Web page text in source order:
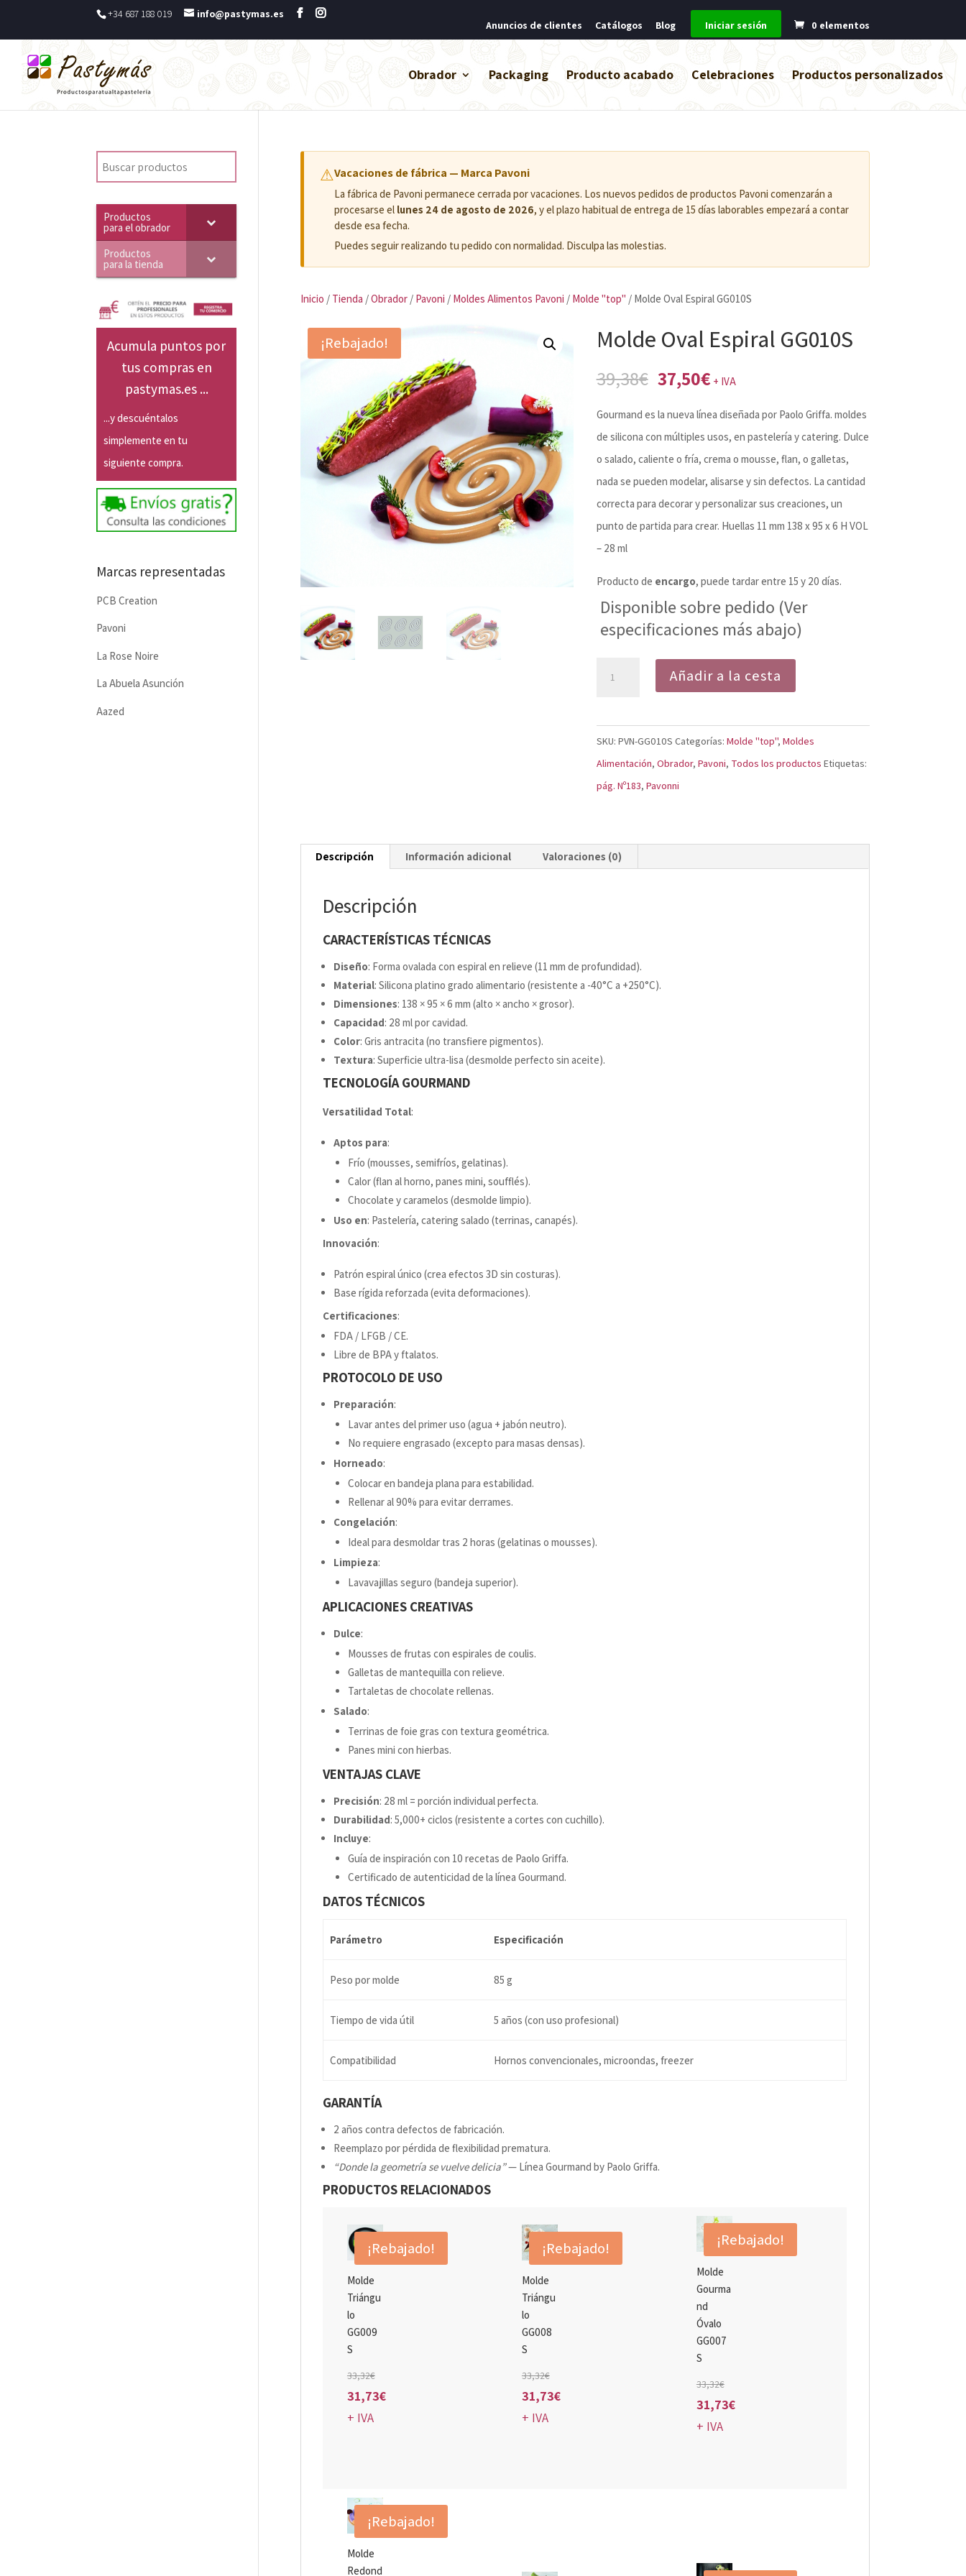
+34 687 188 019
info@pastymas.es
Anuncios de clientes
Catálogos Blog Iniciar sesión 0 elementos
Obrador Packaging Producto acabado Celebraciones Productos personalizados
⚠Vacaciones de fábrica — Marca Pavoni
La fábrica de Pavoni permanece cerrada por vacaciones. Los nuevos pedidos de productos Pavoni comenzarán a
procesarse el lunes 24 de agosto de 2026, y el plazo habitual de entrega de 15 días laborables empezará a contar
desde esa fecha.
Puedes seguir realizando tu pedido con normalidad. Disculpa las molestias.
Inicio / Tienda /Obrador/ Pavoni / Moldes Alimentos Pavoni / Molde "top" / Molde Oval Espiral GG010S
¡Rebajado! Molde Oval Espiral GG010S
39,38€ El
original
era:
39,38€.
37,50€El
actual
es:
37,50€.
+ IVA
Gourmand es la nueva línea diseñada por Paolo Griffa. moldes
de silicona con múltiples usos, en pastelería y catering. Dulce
o salado, caliente o fría, crema o mousse, flan, o galletas,
nada se pueden modelar, alisarse y sin defectos. La cantidad
correcta para decorar y personalizar sus creaciones, un
punto de partida para crear. Huellas 11 mm 138 x 95 x 6 H VOL
– 28 ml
Producto de encargo, puede tardar entre 15 y 20 días.
Disponible sobre pedido (Ver
especificaciones más abajo)
GG010S
cantidad
Añadir a la cesta
SKU: PVN-GG010S Categorías: Molde "top", Moldes
Alimentación, Obrador, Pavoni, Todos los productos Etiquetas:
pág. Nº183, Pavonni
Descripción Información adicional Valoraciones (0)
Descripción
CARACTERÍSTICAS TÉCNICAS
Diseño: Forma ovalada con espiral en relieve (11 mm de profundidad).
Material: Silicona platino grado alimentario (resistente a -40°C a +250°C).
Dimensiones: 138 × 95 × 6 mm (alto × ancho × grosor).
Capacidad: 28 ml por cavidad.
Color: Gris antracita (no transfiere pigmentos).
Textura: Superficie ultra-lisa (desmolde perfecto sin aceite).
TECNOLOGÍA GOURMAND
Versatilidad Total:
Aptos para:
Frío (mousses, semifríos, gelatinas).
Calor (flan al horno, panes mini, soufflés).
Chocolate y caramelos (desmolde limpio).
Uso en: Pastelería, catering salado (terrinas, canapés).
Innovación:
Patrón espiral único (crea efectos 3D sin costuras).
Base rígida reforzada (evita deformaciones).
Certificaciones:
FDA / LFGB / CE.
Libre de BPA y ftalatos.
PROTOCOLO DE USO
Preparación:
Lavar antes del primer uso (agua + jabón neutro).
No requiere engrasado (excepto para masas densas).
Horneado:
Colocar en bandeja plana para estabilidad.
Rellenar al 90% para evitar derrames.
Congelación:
Ideal para desmoldar tras 2 horas (gelatinas o mousses).
Limpieza:
Lavavajillas seguro (bandeja superior).
APLICACIONES CREATIVAS
Dulce:
Mousses de frutas con espirales de coulis.
Galletas de mantequilla con relieve.
Tartaletas de chocolate rellenas.
Salado:
Terrinas de foie gras con textura geométrica.
Panes mini con hierbas.
VENTAJAS CLAVE
Precisión: 28 ml = porción individual perfecta.
Durabilidad: 5,000+ ciclos (resistente a cortes con cuchillo).
Incluye:
Guía de inspiración con 10 recetas de Paolo Griffa.
Certificado de autenticidad de la línea Gourmand.
DATOS TÉCNICOS
Parámetro Especificación
Peso por molde 85 g
Tiempo de vida útil 5 años (con uso profesional)
Compatibilidad Hornos convencionales, microondas, freezer
GARANTÍA
2 años contra defectos de fabricación.
Reemplazo por pérdida de flexibilidad prematura.
“Donde la geometría se vuelve delicia”— Línea Gourmand by Paolo Griffa.
PRODUCTOS RELACIONADOS
¡Rebajado!
Molde
Triángu
lo
GG009
S
33,32€El
precio
31,73€
El
31,73€.
+ IVA
¡Rebajado!
Molde
Triángu
lo
GG008
S
33,32€El
precio
31,73€
El
+ IVA
¡Rebajado!
Molde
Gourma
nd
Óvalo
GG007
S
33,32€El
precio
31,73€
El
+ IVA
¡Rebajado!
Molde
Redond
Productos
para el obrador
Productos
para la tienda
Acumula puntos por
tus compras en
pastymas.es ...
...y descuéntalos
simplemente en tu
siguiente compra.
Marcas representadas
PCB Creation
Pavoni
La Rose Noire
La Abuela Asunción
Aazed